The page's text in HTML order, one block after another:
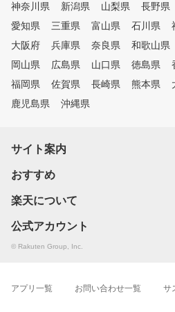
神奈川県
新潟県 山梨県 長野県
愛知県
三重県 富山県 石川県
大阪府
兵庫県 奈良県 和歌山県
岡山県
広島県 山口県 徳島県
福岡県
佐賀県 長崎県 熊本県
鹿児島県
沖縄県
サイト案内
おすすめ
楽天について
公式アカウント
© Rakuten Group, Inc.
アプリ一覧 お問い合わせ一覧 サ